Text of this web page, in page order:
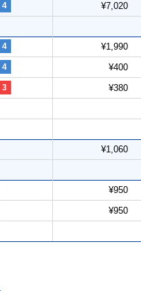
4 ¥7,020
4 ¥1,990
4 ¥400
3 ¥380
¥1,060
¥950
¥950